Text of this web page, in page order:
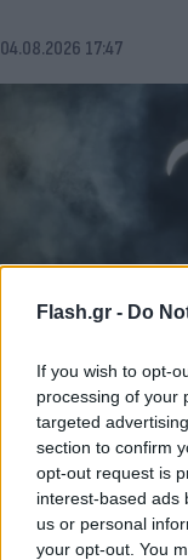
Flash.gr - Do
If you wish to opt-
processing of your
targeted
section to confirm
opt-out request is
interest-based ads
us or personal
your opt-out. You
04.08.2026 17:47
Ολική έκλειψη
Ισπανίας που θα
του κόσμου
Το ισπανικό χωριό
12 Αυγούστου «δύο